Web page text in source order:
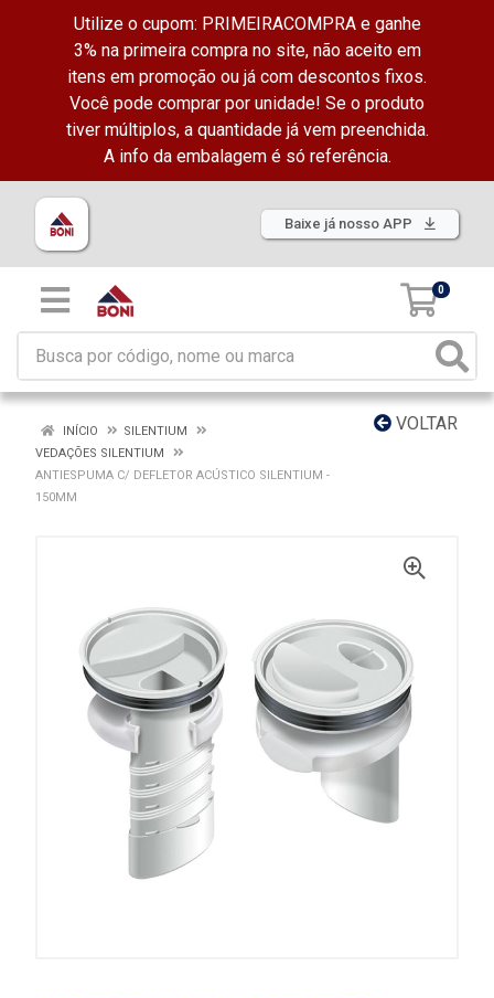
Utilize o cupom: PRIMEIRACOMPRA e ganhe
3% na primeira compra no site, não aceito em
itens em promoção ou já com descontos fixos.
Você pode comprar por unidade! Se o produto
tiver múltiplos, a quantidade já vem preenchida.
A info da embalagem é só referência.
Baixe já nosso APP
0
VOLTAR
INÍCIO
SILENTIUM
VEDAÇÕES SILENTIUM
ANTIESPUMA C/ DEFLETOR ACÚSTICO SILENTIUM -
150MM